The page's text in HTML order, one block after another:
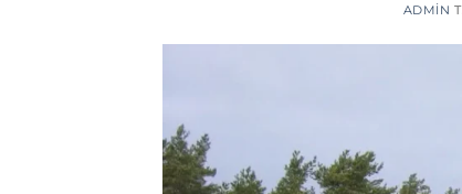
ADMIN